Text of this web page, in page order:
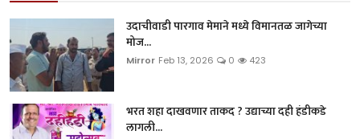
उदाचीवाडी पारगाव मेमाने मध्ये विमानतळ जागेच्या
मोज...
Mirror Feb 13, 2026 0 423
भरत शहा दाखवणार ताकद ? उद्याच्या दही हंडीकडे
लागली...